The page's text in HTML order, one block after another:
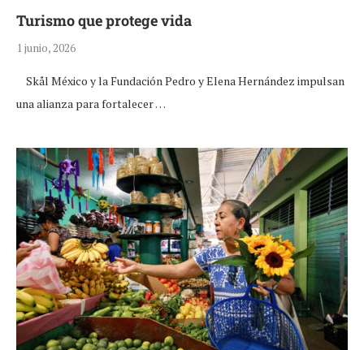
Turismo que protege vida
1 junio, 2026
Skål México y la Fundación Pedro y Elena Hernández impulsan
una alianza para fortalecer …